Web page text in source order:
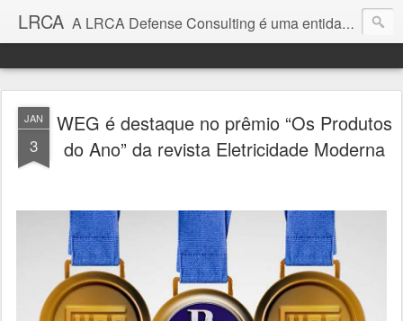
LRCA A LRCA Defense Consulting é uma entidade sem fins lucrativos que se dedica a produzir e divulgar notícias e análises sobre as Empresas de Defesa. Não somos jornalistas e nem este é um blog jornalístico.
JAN
3
WEG é destaque no prêmio “Os Produtos
do Ano” da revista Eletricidade Moderna